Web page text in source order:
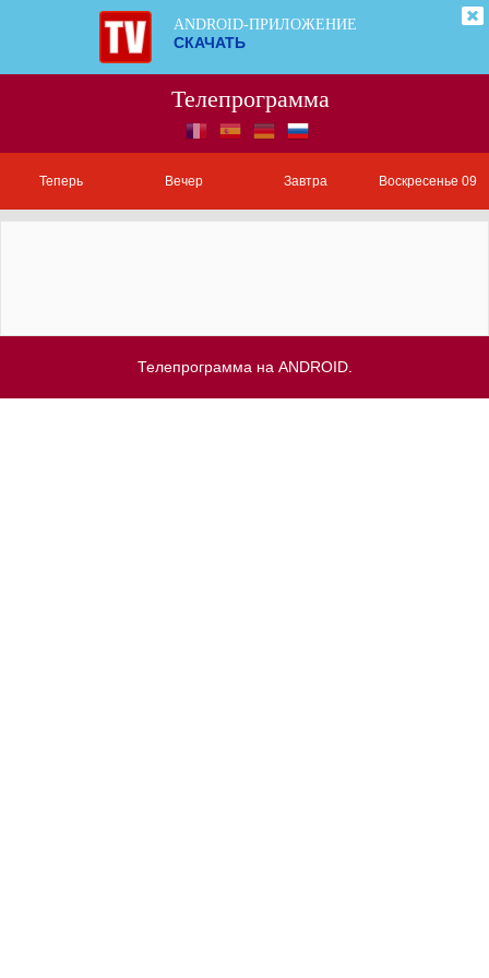
ANDROID-ПРИЛОЖЕНИЕ
СКАЧАТЬ
Телепрограмма
Теперь Вечер Завтра Воскресенье 09
Телепрограмма на ANDROID.